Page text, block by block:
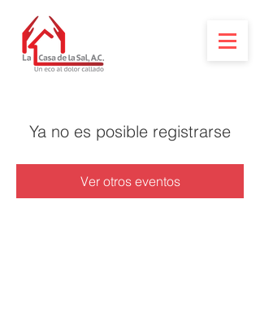
Ya no es posible registrarse
Ver otros eventos